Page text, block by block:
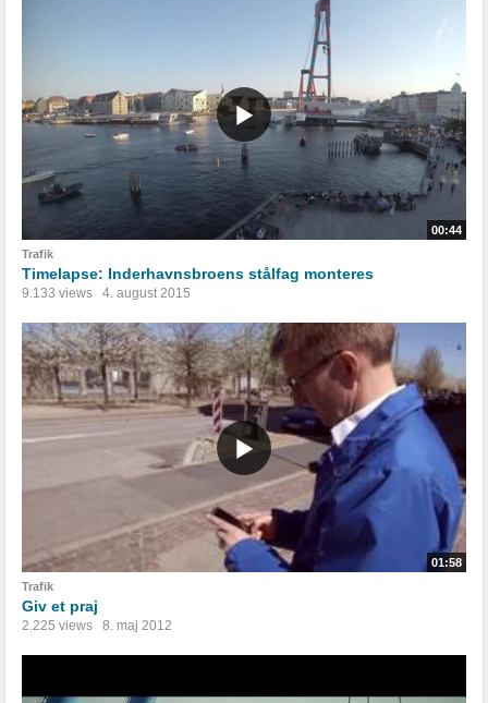
00:44
Trafik
Timelapse: Inderhavnsbroens stålfag monteres
9.133 views 4. august 2015
01:58
Trafik
Giv et praj
2.225 views 8. maj 2012